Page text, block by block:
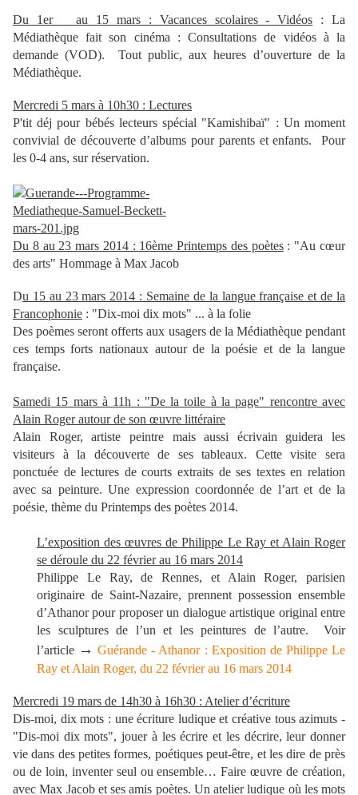
Du 1er au 15 mars : Vacances scolaires - Vidéos : La
Médiathèque fait son cinéma : Consultations de vidéos à la
demande (VOD). Tout public, aux heures d’ouverture de la
Médiathèque.
Mercredi 5 mars à 10h30 : Lectures
P'tit déj pour bébés lecteurs spécial "Kamishibaï" : Un moment
convivial de découverte d’albums pour parents et enfants. Pour
les 0-4 ans, sur réservation.
Du 8 au 23 mars 2014 : 16ème Printemps des poètes: "Au cœur
des arts" Hommage à Max Jacob
Du 15 au 23 mars 2014 : Semaine de la langue française et de la
Francophonie : "Dix-moi dix mots" ... à la folie
Des poèmes seront offerts aux usagers de la Médiathèque pendant
ces temps forts nationaux autour de la poésie et de la langue
française.
Samedi 15 mars à 11h : "De la toile à la page" rencontre avec
Alain Roger autour de son œuvre littéraire
Alain Roger, artiste peintre mais aussi écrivain guidera les
visiteurs à la découverte de ses tableaux. Cette visite sera
ponctuée de lectures de courts extraits de ses textes en relation
avec sa peinture. Une expression coordonnée de l’art et de la
poésie, thème du Printemps des poètes 2014.
L’exposition des œuvres de Philippe Le Ray et Alain Roger
se déroule du 22 février au 16 mars 2014
Philippe Le Ray, de Rennes, et Alain Roger, parisien
originaire de Saint-Nazaire, prennent possession ensemble
d’Athanor pour proposer un dialogue artistique original entre
les sculptures de l’un et les peintures de l’autre. Voir
l’article → Guérande - Athanor : Exposition de Philippe Le
Ray et Alain Roger, du 22 février au 16 mars 2014
Mercredi 19 mars de 14h30 à 16h30 : Atelier d’écriture
Dis-moi, dix mots : une écriture ludique et créative tous azimuts -
"Dis-moi dix mots", jouer à les écrire et les décrire, leur donner
vie dans des petites formes, poétiques peut-être, et les dire de près
ou de loin, inventer seul ou ensemble… Faire œuvre de création,
avec Max Jacob et ses amis poètes. Un atelier ludique où les mots